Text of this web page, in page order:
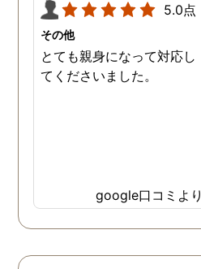
5.0点
その他
とても親身になって対応し
てくださいました。
google口コミより